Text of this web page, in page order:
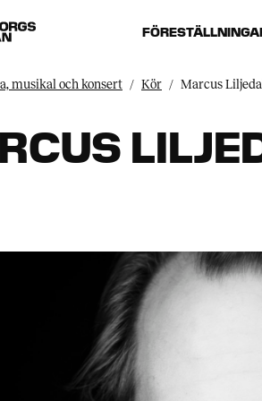
musikal och konsert Kör Marcus